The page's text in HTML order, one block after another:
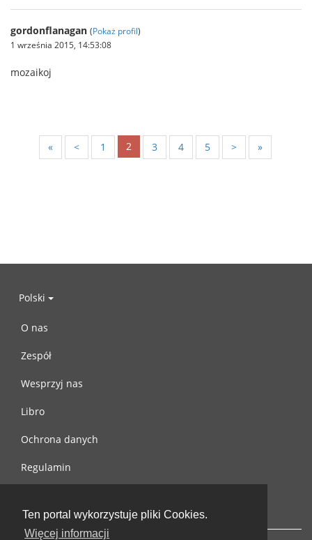
Ten portal wykorzystuje pliki Cookies.
Więcej informacji
gordonflanagan (Pokaż profil)
1 września 2015, 14:53:08
mozaikoj
« < 1 2 3 4 5 > »
Polski
O nas
Zespół
Wesprzyj nas
Libro
Ochrona danych
Regulamin